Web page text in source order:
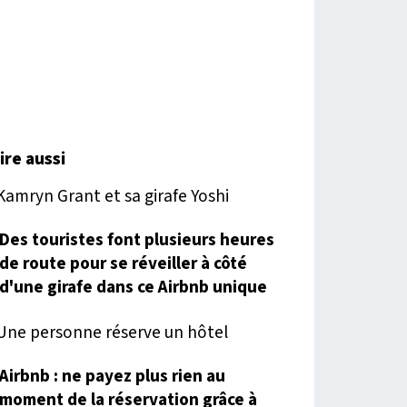
aussi
Des touristes font plusieurs heures
de route pour se réveiller à côté
d'une girafe dans ce Airbnb unique
Airbnb : ne payez plus rien au
moment de la réservation grâce à